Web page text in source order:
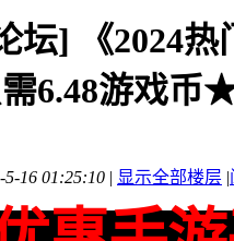
坛]
《2024
需6.48游戏
16 01:25:10 | 显示全部楼层 |